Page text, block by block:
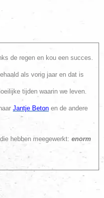
de regen en kou een succes.
als vorig jaar en dat is
tijden waarin we leven.
Jantje Beton en de andere
hebben meegewerkt: enorm